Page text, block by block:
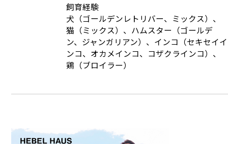
飼育経験
犬（ゴールデンレトリバー、ミックス）、
猫（ミックス）、ハムスター（ゴールデ
ン、ジャンガリアン）、インコ（セキセイイ
ンコ、オカメインコ、コザクラインコ）、
鶏（ブロイラー）